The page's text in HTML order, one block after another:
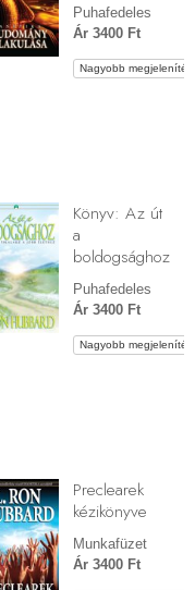
Puhafedeles
Ár 3400 Ft
Nagyobb megjelenítés
Könyv: Az út
a
boldogsághoz
Puhafedeles
Ár 3400 Ft
Nagyobb megjelenítés
Preclearek
kézikönyve
Munkafüzet
Ár 3400 Ft